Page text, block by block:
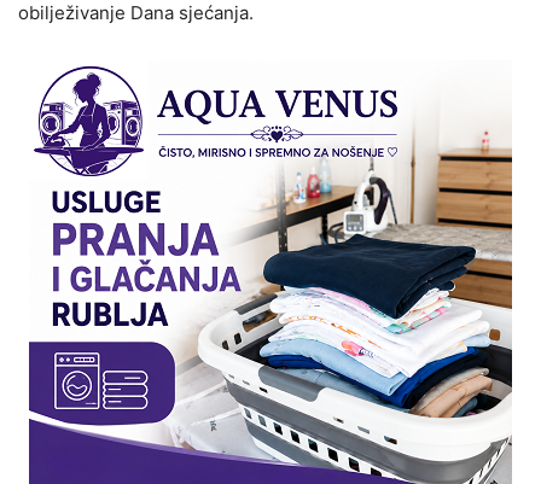
obilježivanje Dana sjećanja.